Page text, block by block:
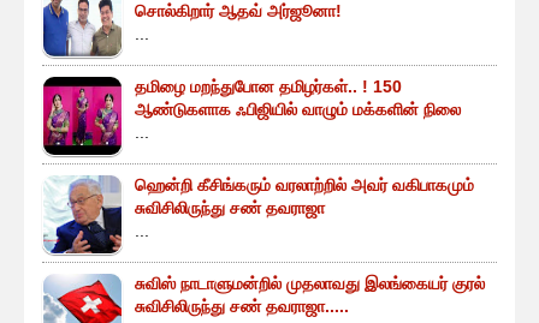
சொல்கிறார் ஆதவ் அர்ஜூனா!
...
தமிழை மறந்துபோன தமிழர்கள்.. ! 150
ஆண்டுகளாக ஃபிஜியில் வாழும் மக்களின் நிலை
...
ஹென்றி கீசிங்கரும் வரலாற்றில் அவர் வகிபாகமும்
சுவிசிலிருந்து சண் தவராஜா
...
சுவிஸ் நாடாளுமன்றில் முதலாவது இலங்கையர் குரல்
சுவிசிலிருந்து சண் தவராஜா.....